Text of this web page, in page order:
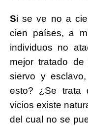
Si se ve no a
cien países, a
individuos no
mejor tratado
siervo y
esto? ¿Se trata
vicios existe
del cual no se